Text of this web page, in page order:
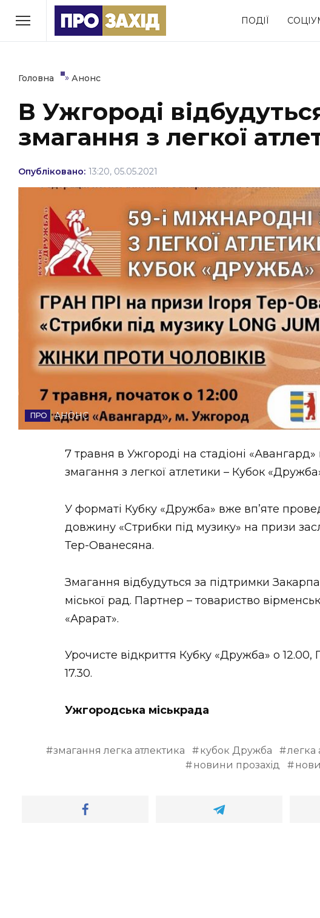
ПОДІЇ
РУБРИКИ
Економіка
Політика Соціум
Втрачений Ужгород
ЗАКАРПАТСЬКІ НОВИНИ
НОВИНИ ЗАХІДНОЇ УКРАЇНИ
ФОТО
ВІДЕО
Головна » Анонс
В Ужгороді
змагання з легкої
Опубліковано: 13:20, 05.05.2021
АНОНС
7 травня в Ужгороді на стадіоні
змагання з легкої атлетики – Кубок
У форматі Кубку «Дружба» вже вп’яте
довжину «Стрибки під музику» на призи
Тер-Ованесяна.
Змагання відбудуться за підтримки
міської рад. Партнер – товариство
«Арарат».
Урочисте відкриття Кубку «Дружба» о 12.00,
17.30.
Ужгородська міськрада
змагання легка атлектика кубок Дружба легка
новини прозахід